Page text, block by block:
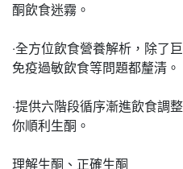
酮飲食迷霧。
‧全方位飲食營養解析，除了
免疫過敏飲食等問題都釐清。
‧提供六階段循序漸進飲食調
你順利生酮。
理解生酮、正確生酮